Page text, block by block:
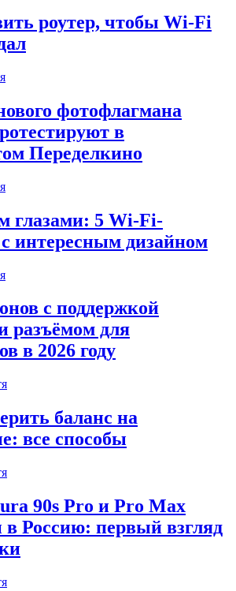
роутер, чтобы Wi-Fi
фотофлагмана
в
Переделкино
глазами: 5 Wi-Fi-
с интересным дизайном
с поддержкой
разъёмом для
в 2026 году
баланс на
все способы
90s Pro и Pro Max
в Россию: первый взгляд